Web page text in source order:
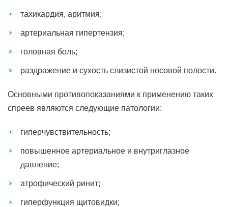
тахикардия, аритмия;
артериальная гипертензия;
головная боль;
раздражение и сухость слизистой носовой полости.
Основными противопоказаниями к применению таких
спреев являются следующие патологии:
гиперчувствительность;
повышенное артериальное и внутриглазное
давление;
атрофический ринит;
гиперфункция щитовидки;